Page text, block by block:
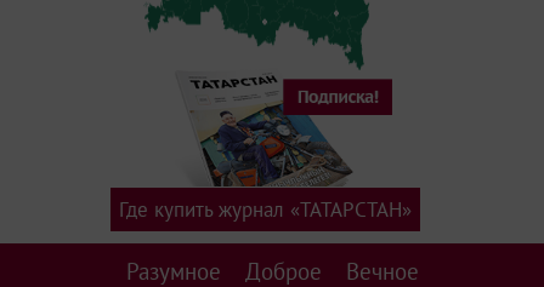
Разумное Доброе Вечное
Где купить журнал «ТАТАРСТАН»